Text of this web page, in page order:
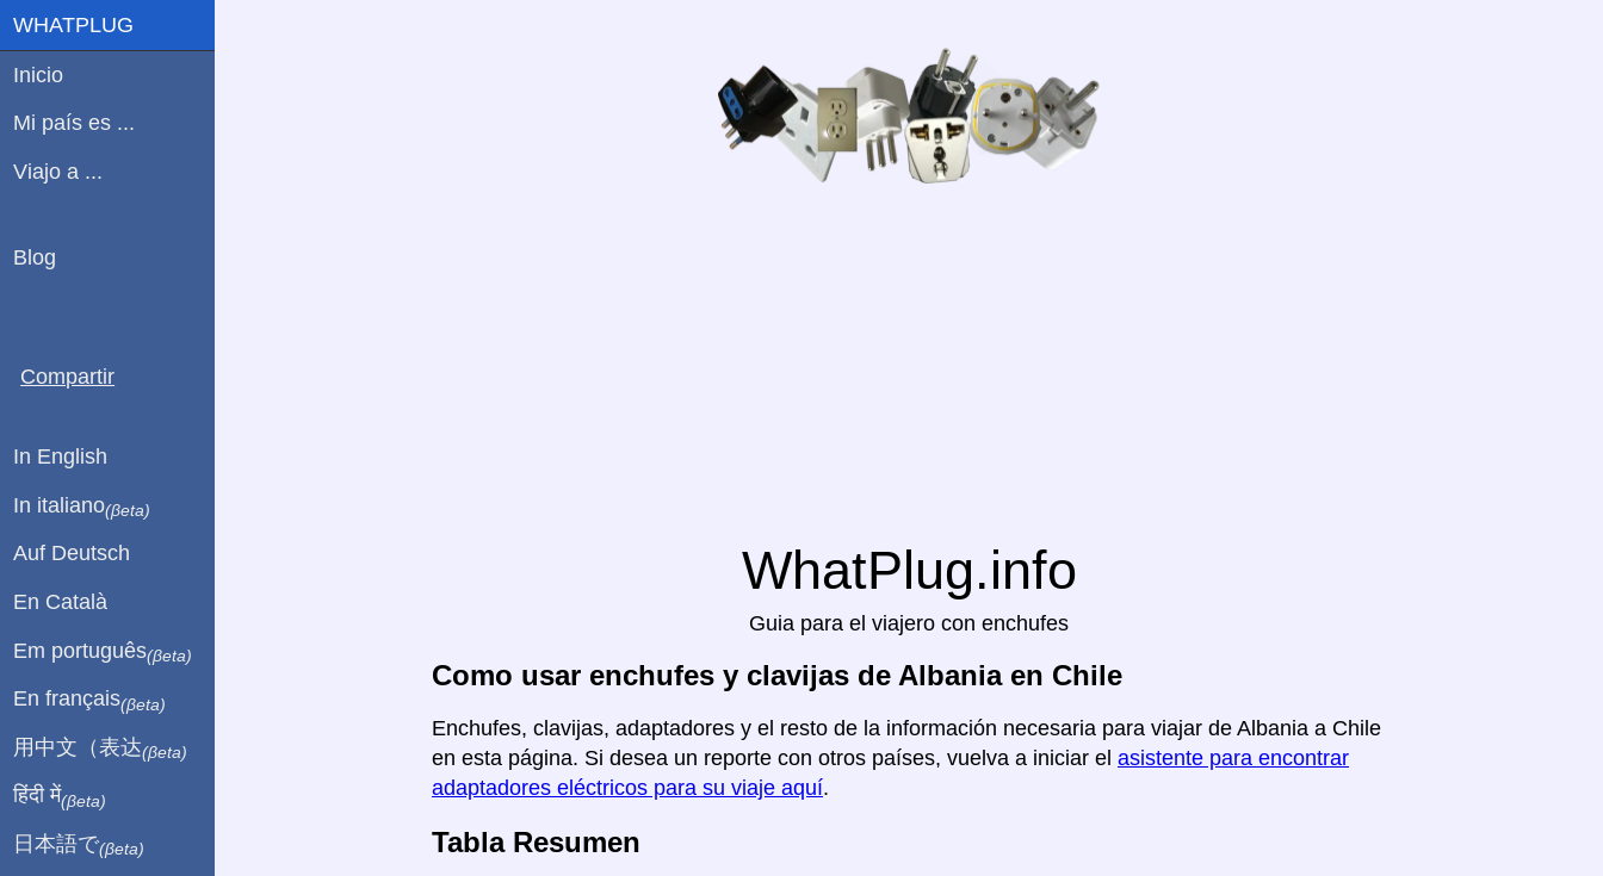
WhatPlug.info
Guia para el viajero con enchufes
Como usar enchufes y clavijas de Albania en Chile
Enchufes, clavijas, adaptadores y el resto de la información necesaria para viajar de Albania a Chile
en esta página. Si desea un reporte con otros países, vuelva a iniciar el asistente para encontrar
adaptadores eléctricos para su viaje aquí.
Tabla Resumen
WHATPLUG
Inicio
Mi país es ...
Viajo a ...
Blog
Compartir
In English
In italiano(βeta)
Auf Deutsch
En Català
Em português(βeta)
En français(βeta)
用中文（表达(βeta)
हिंदी में(βeta)
日本語で(βeta)